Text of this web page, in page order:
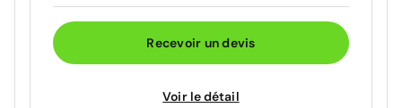
Recevoir un devis
Voir le détail